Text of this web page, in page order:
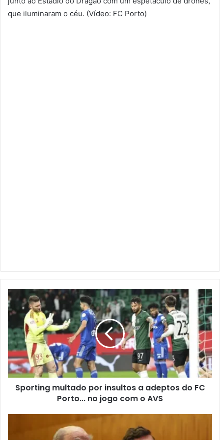
que iluminaram o céu. (Vídeo: FC Porto)
Sporting multado por insultos a adeptos do FC
Porto... no jogo com o AVS